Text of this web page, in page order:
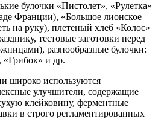
булочки «Пистолет», «Рулетка»
Франции), «Большое лионское
на руку), плетеный хлеб «Колос»
тестовые заготовки перед
разнообразные булочки:
и др.
широко используются
улучшители, содержащие
клейковину, ферментные
в строго регламентированных